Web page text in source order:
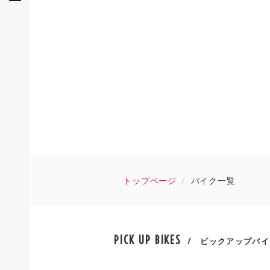
トップページ バイク一覧
PICK UP BIKES / ピックアップバ